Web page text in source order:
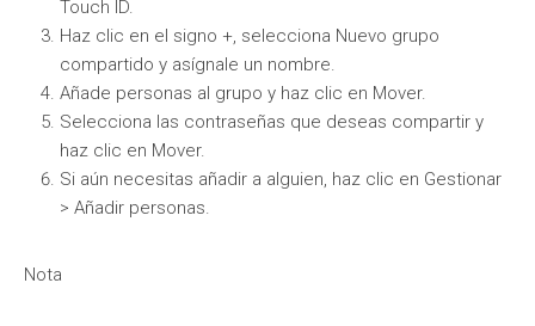
Touch ID.
Haz clic en el signo +, selecciona Nuevo grupo
compartido y asígnale un nombre.
Añade personas al grupo y haz clic en Mover.
Selecciona las contraseñas que deseas compartir y
haz clic en Mover.
Si aún necesitas añadir a alguien, haz clic en Gestionar
> Añadir personas.
Nota